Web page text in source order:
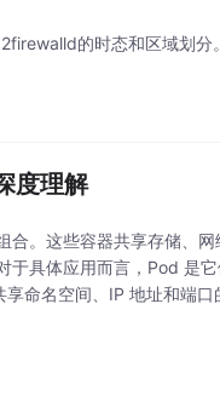
的时态和区域划分。
度理解
。这些容器共享存储、网
于具体应用而言，Pod 是
命名空间、IP 地址和端口